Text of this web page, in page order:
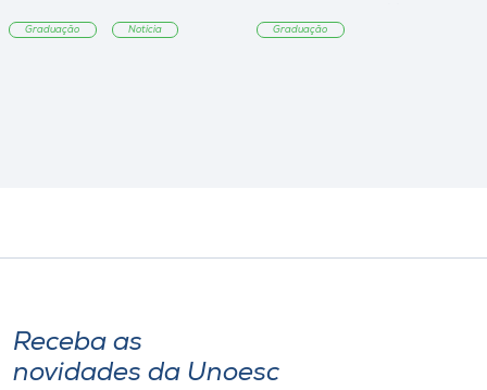
Graduação Notícia Graduação
Receba as
novidades da Unoesc